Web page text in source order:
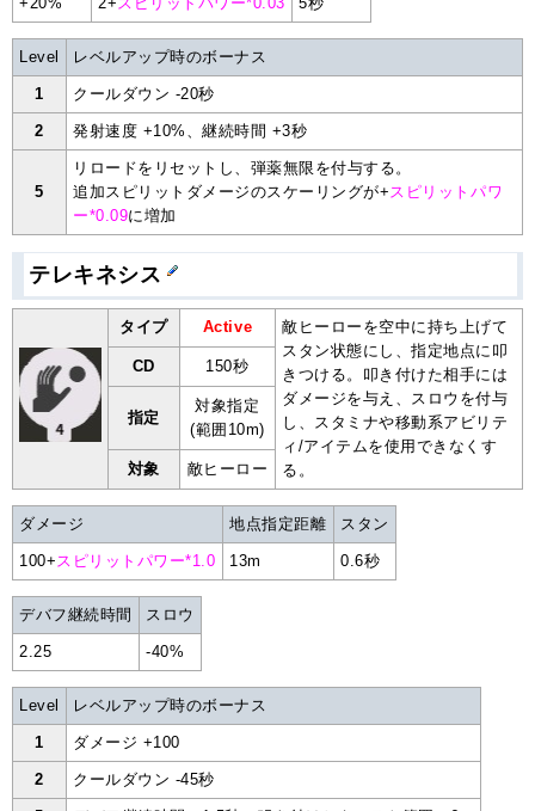
Level レベルアップ時のボーナス
1 クールダウン -20秒
2 発射速度 +10%、継続時間 +3秒
5
リロードをリセットし、弾薬無限を付与する。
追加スピリットダメージのスケーリングが+ スピリットパワ
ー*0.09に増加
テレキネシス
タイプ Active
敵ヒーローを空中に持ち上げて
スタン状態にし、指定地点に叩
きつける。叩き付けた相手には
ダメージを与え、スロウを付与
し、スタミナや移動系アビリテ
ィ/アイテムを使用できなくす
る。
CD 150秒
指定
対象指定
(範囲10m)
対象 敵ヒーロー
ダメージ 地点指定距離 スタン
100+ スピリットパワー*1.0 13m 0.6秒
デバフ継続時間 スロウ
2.25 -40%
Level レベルアップ時のボーナス
1 ダメージ +100
2 クールダウン -45秒